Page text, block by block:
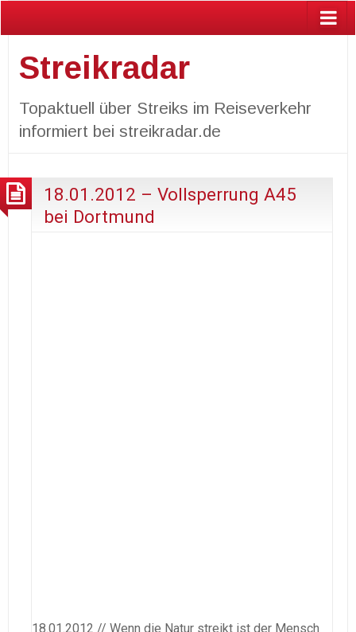
Streikradar
Topaktuell über Streiks im Reiseverkehr
informiert bei streikradar.de
18.01.2012 – Vollsperrung A45
bei Dortmund
18.01.2012 // Wenn die Natur streikt ist der Mensch